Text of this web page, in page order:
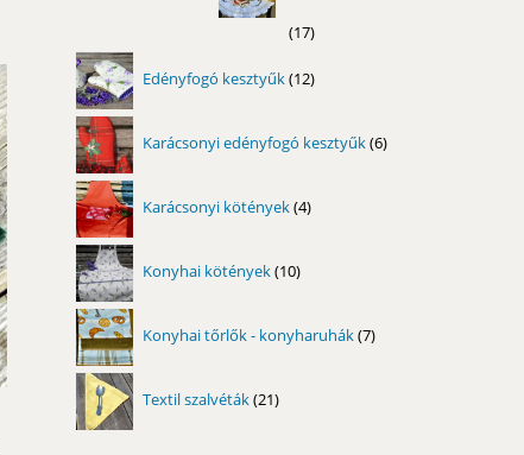
1717
Edényfogó kesztyűk 12
termék
Karácsonyi edényfogó kesztyűk 6
termék
Karácsonyi kötények 4
termék
Konyhai kötények 10
termék
Konyhai tőrlők - konyharuhák 7
termék
Textil szalvéták 21
termék